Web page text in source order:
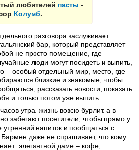
любителей пасты -
Колумб.
разговора заслуживает
бар, который представляет
не просто помещение, где
люди могут посидеть и выпить,
– особый отдельный мир, место, где
близкие и знакомые, чтобы
рассказать новости, показать
и только потом уже выпить.
утра, жизнь вовсю бурлит, а в
забегают посетители, чтобы прямо у
напиток и пообщаться с
даже не спрашивает, что кому
элегантной даме – кофе,